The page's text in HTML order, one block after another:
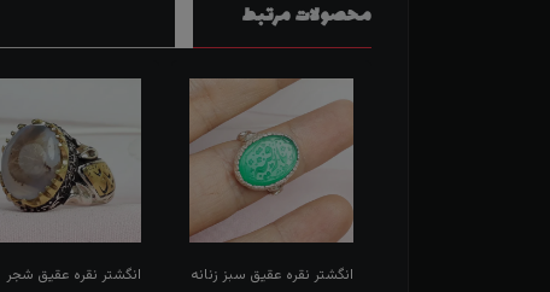
محصولات مرتبط
انگشتر نقره عقیق سبز زنانه
انگشتر نقره عقیق شجر